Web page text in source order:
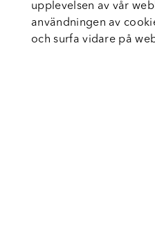
upplevelsen av vår
användningen av
och surfa vidare på